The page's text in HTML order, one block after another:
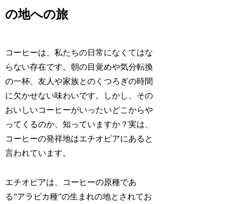
の地への旅
コーヒーは、私たちの日常になくてはな
らない存在です。朝の目覚めや気分転換
の一杯、友人や家族とのくつろぎの時間
に欠かせない味わいです。しかし、その
おいしいコーヒーがいったいどこからや
ってくるのか、知っていますか？実は、
コーヒーの発祥地はエチオピアにあると
言われています。
エチオピアは、コーヒーの原種であ
る”アラビカ種”の生まれの地とされてお